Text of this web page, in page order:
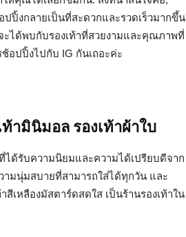
ปิ้งกลายเป็นที่สะดวกและรวดเร็วมากขึ้น
ได้พบกับรองเท้าที่สวยงามและคุณภาพที่
อปปิ้งไปกับ IG กันเถอะค่ะ
ามินิมอล รองเท้าผ้าใบ
ที่ได้รับความนิยมและความได้เปรียบดีจาก
ามนุ่มสบายที่สามารถใส่ได้ทุกวัน และ
เหลืองมัสตาร์ดสดใส เป็นร้านรองเท้าใน